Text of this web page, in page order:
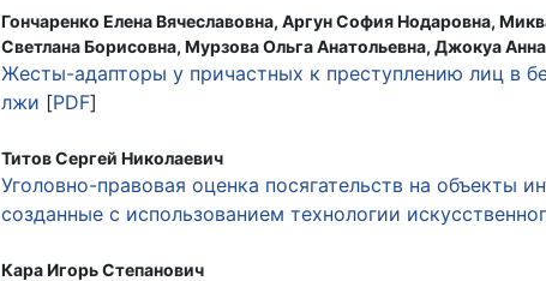
Гончаренко Елена Вячеславовна, Аргун София Нодаровна,
Светлана Борисовна, Мурзова Ольга Анатольевна, Джокуа
Жесты-адапторы у причастных к преступлению лиц в
лжи [PDF]
Титов Сергей Николаевич
Уголовно-правовая оценка посягательств на объекты
созданные с использованием технологии
Кара Игорь Степанович